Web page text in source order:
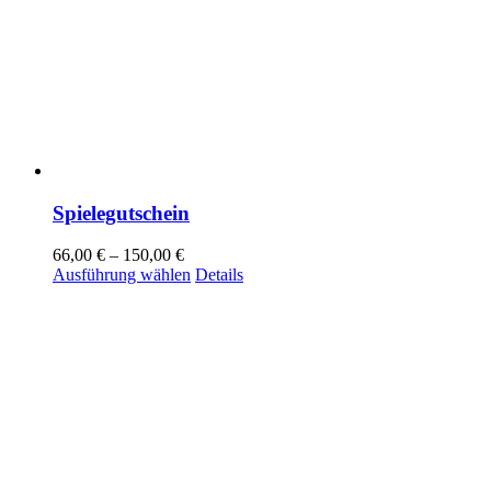
Spielegutschein
66,00 € – 150,00 €
Ausführung wählen Dieses
Details